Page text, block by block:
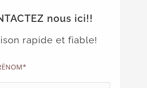
nous ici!!
rapide et fiable!